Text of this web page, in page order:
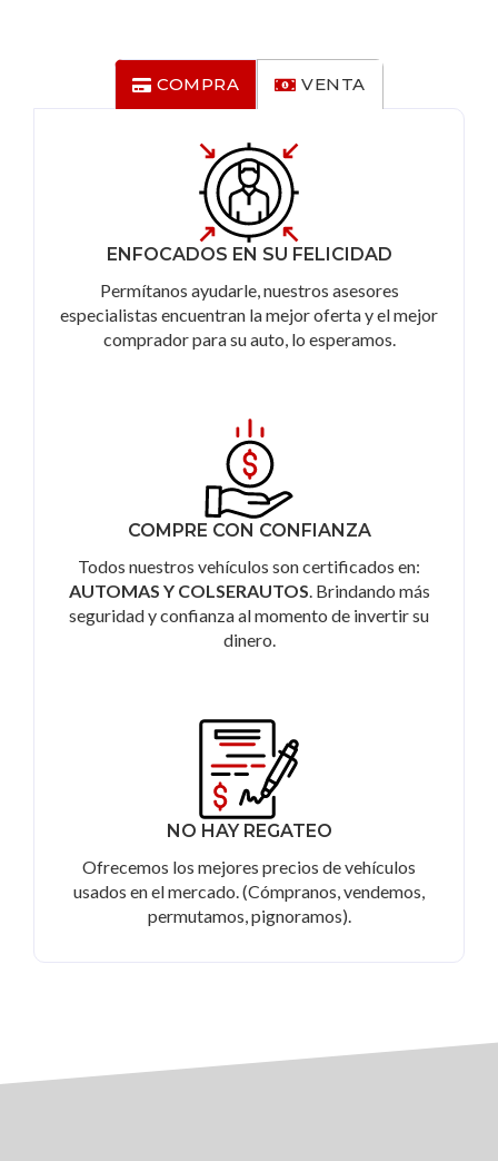
COMPRA VENTA
ENFOCADOS EN SU FELICIDAD
Permítanos ayudarle, nuestros asesores
especialistas encuentran la mejor oferta y el mejor
comprador para su auto, lo esperamos.
COMPRE CON CONFIANZA
Todos nuestros vehículos son certificados en:
AUTOMAS Y COLSERAUTOS. Brindando más
seguridad y confianza al momento de invertir su
dinero.
NO HAY REGATEO
Ofrecemos los mejores precios de vehículos
usados en el mercado. (Cómpranos, vendemos,
permutamos, pignoramos).